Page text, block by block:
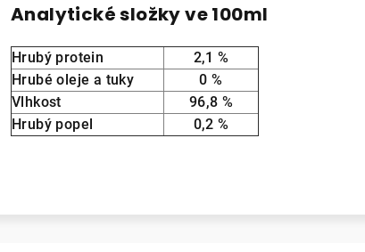
Analytické složky ve 100ml
Hrubý protein
2,1 %
Hrubé oleje a tuky
0 %
Vlhkost
96,8 %
Hrubý popel
0,2 %